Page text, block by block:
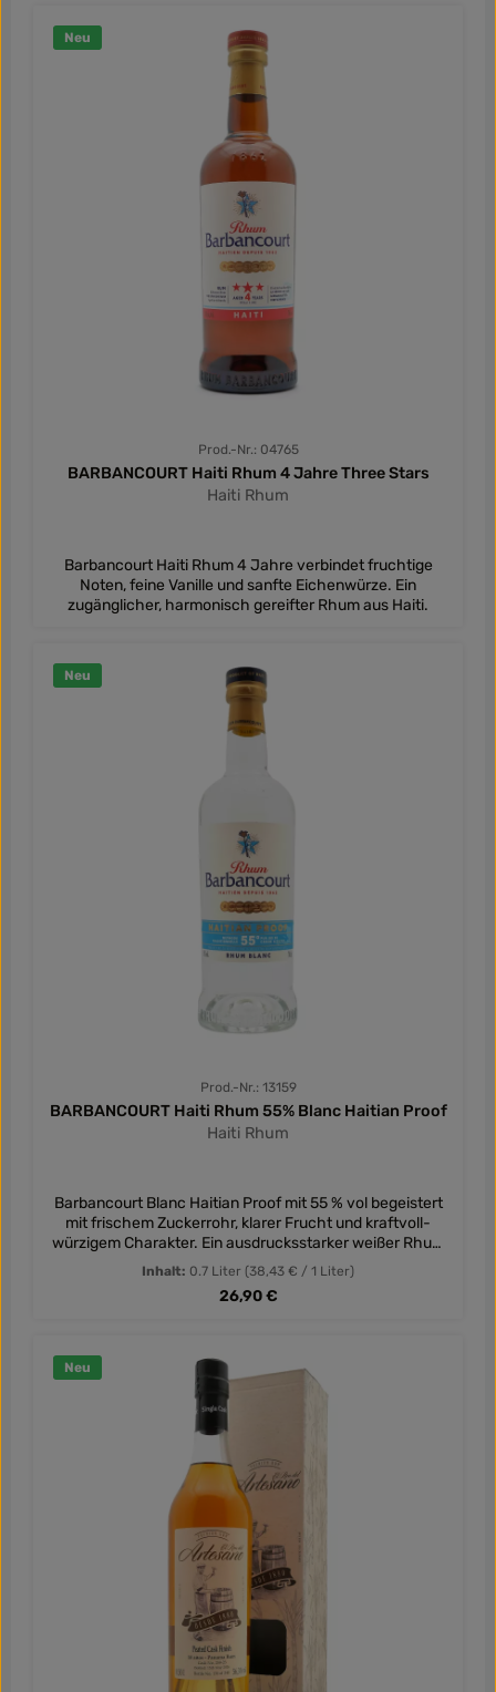
Neu
Prod.-Nr.: 04765
BARBANCOURT Haiti Rhum 4 Jahre Three Stars
Haiti Rhum
Barbancourt Haiti Rhum 4 Jahre verbindet fruchtige
Noten, feine Vanille und sanfte Eichenwürze. Ein
zugänglicher, harmonisch gereifter Rhum aus Haiti.
Neu
Prod.-Nr.: 13159
BARBANCOURT Haiti Rhum 55% Blanc Haitian Proof
Haiti Rhum
Barbancourt Blanc Haitian Proof mit 55 % vol begeistert
mit frischem Zuckerrohr, klarer Frucht und kraftvoll-
würzigem Charakter. Ein ausdrucksstarker weißer Rhum
aus Haiti für Cocktails und puren Genuss.
Inhalt: 0.7 Liter (38,43 € / 1 Liter)
Regulärer Preis:
26,90 €
Neu